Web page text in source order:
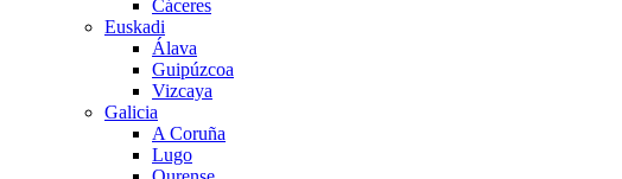
Cáceres
Euskadi
Álava
Guipúzcoa
Vizcaya
Galicia
A Coruña
Lugo